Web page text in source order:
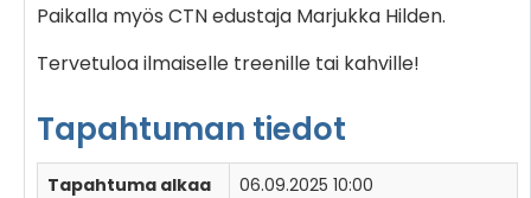
Paikalla myös CTN edustaja Marjukka Hilden.
Tervetuloa ilmaiselle treenille tai kahville!
Tapahtuman tiedot
Tapahtuma alkaa
06.09.2025 10:00